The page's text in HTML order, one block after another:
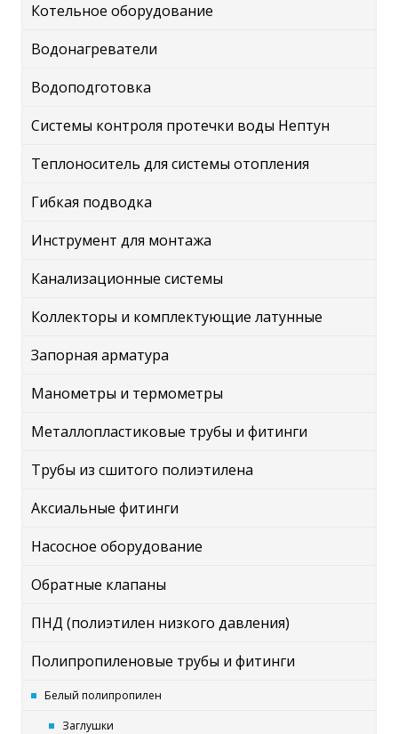
Котельное оборудование
Водонагреватели
Водоподготовка
Системы контроля протечки воды Нептун
Теплоноситель для системы отопления
Гибкая подводка
Инструмент для монтажа
Канализационные системы
Коллекторы и комплектующие латунные
Запорная арматура
Манометры и термометры
Металлопластиковые трубы и фитинги
Трубы из сшитого полиэтилена
Аксиальные фитинги
Насосное оборудование
Обратные клапаны
ПНД (полиэтилен низкого давления)
Полипропиленовые трубы и фитинги
Белый полипропилен
Заглушки